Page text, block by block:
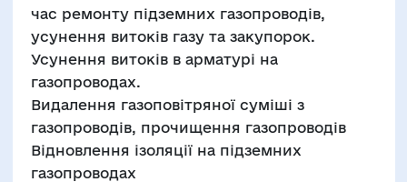
час ремонту підземних газопроводів,
усунення витоків газу та закупорок.
Усунення витоків в арматурі на
газопроводах.
Видалення газоповітряної суміші з
газопроводів, прочищення газопроводів
Відновлення ізоляції на підземних
газопроводах